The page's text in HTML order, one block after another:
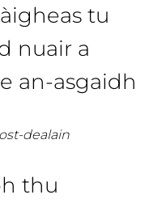
tu
nuair a
an-asgaidh
dealain
thu